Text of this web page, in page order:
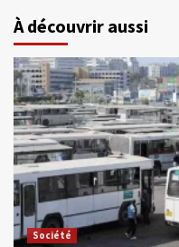
À découvrir aussi
Société